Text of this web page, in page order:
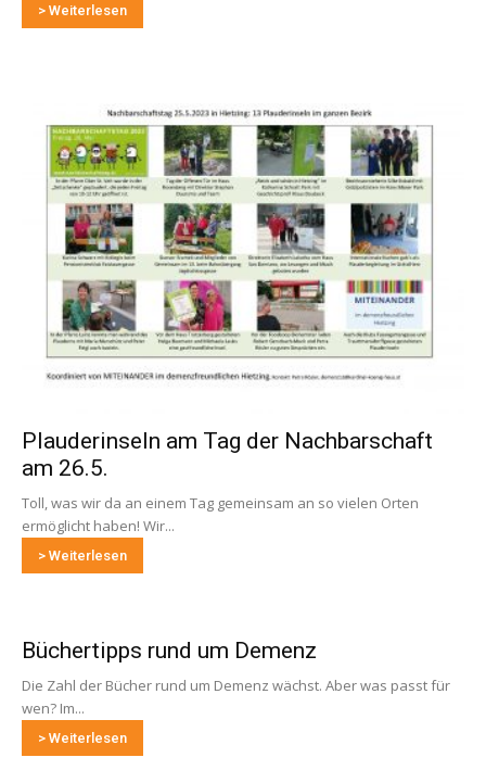
> Weiterlesen
Plauderinseln am Tag der Nachbarschaft
am 26.5.
Toll, was wir da an einem Tag gemeinsam an so vielen Orten
ermöglicht haben! Wir...
> Weiterlesen
Büchertipps rund um Demenz
Die Zahl der Bücher rund um Demenz wächst. Aber was passt für
wen? Im...
> Weiterlesen